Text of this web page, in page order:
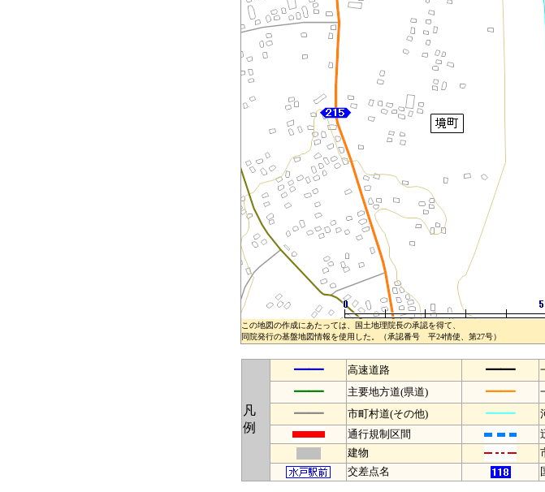
この地図の作成にあたっては、国土地理院長の承認を得て、
同院発行の基盤地図情報を使用した。（承認番号 平24情使、第27号）
凡
例
━━ 高速道路 ━━
━━ 主要地方道(県道) ━━
━━ 市町村道(その他) ━━
通行規制区間
建物
交差点名